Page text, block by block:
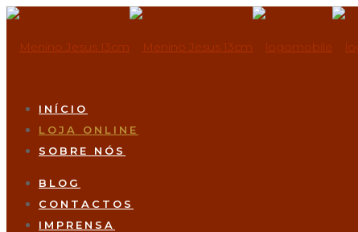
INÍCIO
LOJA ONLINE
SOBRE NÓS
BLOG
CONTACTOS
IMPRENSA